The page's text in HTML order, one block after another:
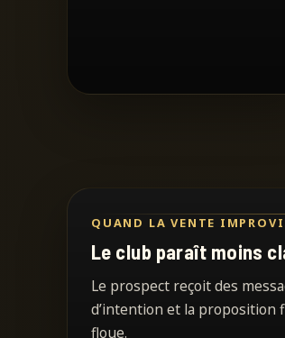
QUAND LA VENTE
Le club paraît moins
Le prospect reçoit des
d’intention et la
floue.